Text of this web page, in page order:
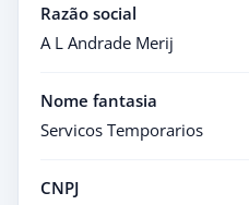
Razão social
A L Andrade Merij
Nome fantasia
Servicos Temporarios
CNPJ